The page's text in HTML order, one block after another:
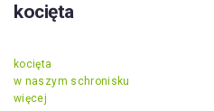
kocięta
kocięta
w naszym schronisku
więcej